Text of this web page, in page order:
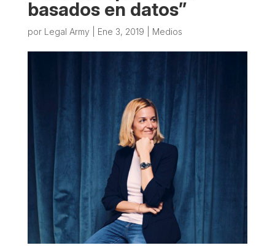
basados en datos”
por Legal Army Ene 3, 2019 Medios